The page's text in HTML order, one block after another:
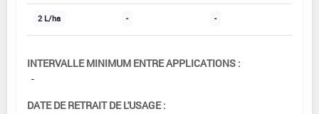
2 L/ha - -
INTERVALLE MINIMUM ENTRE APPLICATIONS :
-
DATE DE RETRAIT DE L'USAGE :